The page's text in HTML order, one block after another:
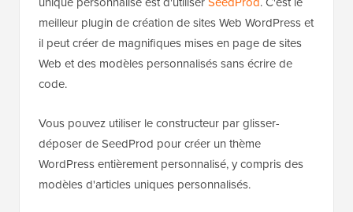
meilleur plugin de création de sites Web WordPress et
il peut créer de magnifiques mises en page de sites
Web et des modèles personnalisés sans écrire de
code.
Vous pouvez utiliser le constructeur par glisser-
déposer de SeedProd pour créer un thème
WordPress entièrement personnalisé, y compris des
modèles d'articles uniques personnalisés.